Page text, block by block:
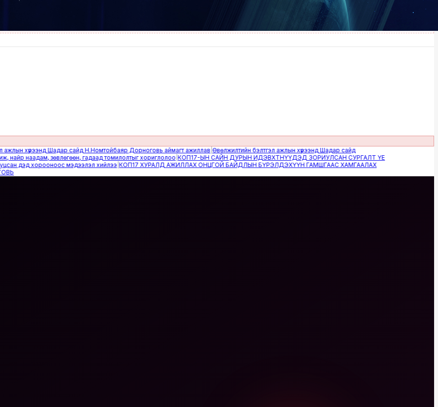
хүрээнд Шадар сайд Н.Номтойбаяр Дорноговь аймагт ажиллав|Өвөлжилтийн бэлтгэл ажлын хүрээнд Шадар сайд
наадам, зөвлөгөөн, гадаад томилолтыг хориглолоо|КОП17-ЫН САЙН ДУРЫН ИДЭВХТНҮҮДЭД ЗОРИУЛСАН СУРГАЛТ ҮЕ
дэд хорооноос мэдээлэл хийлээ|КОП17 ХУРАЛД АЖИЛЛАХ ОНЦГОЙ БАЙДЛЫН БҮРЭЛДЭХҮҮН ГАМШГААС ХАМГААЛАХ